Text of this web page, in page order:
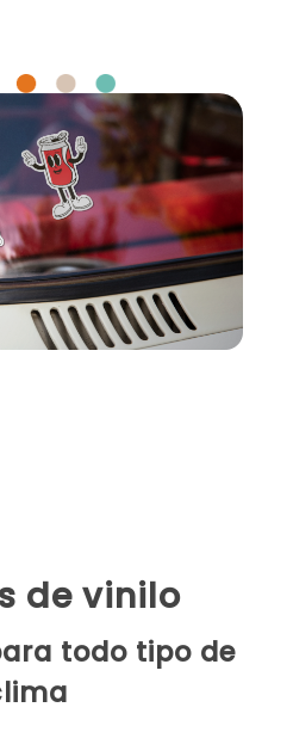
de vinilo
todo tipo de